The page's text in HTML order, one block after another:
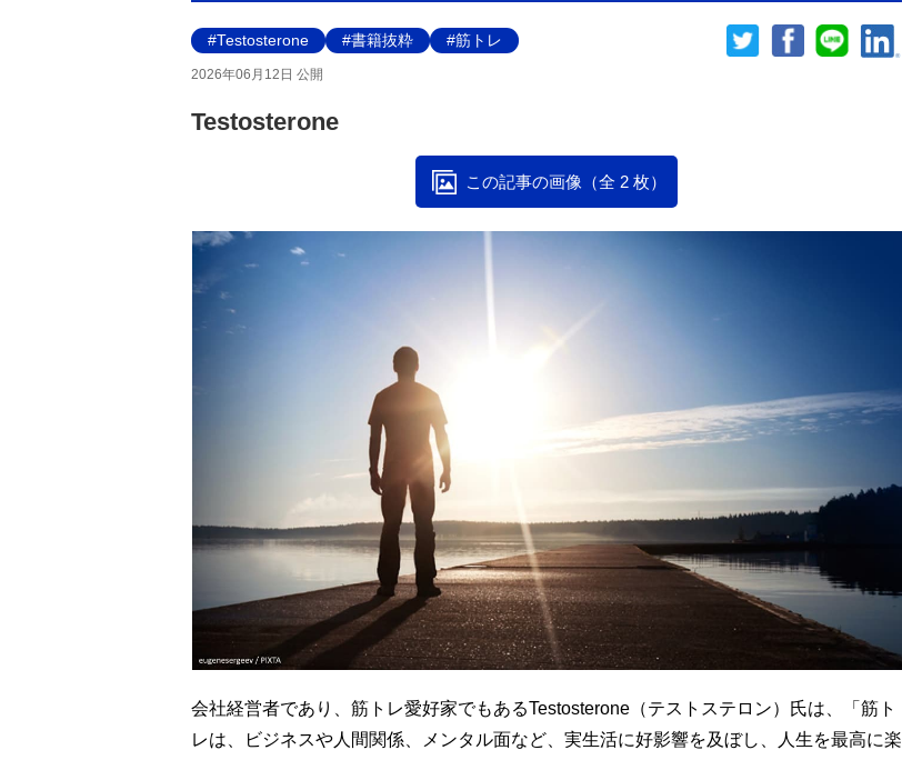
#Testosterone #書籍抜粋 #筋トレ
2026年06月12日 公開
Testosterone
この記事の画像（全 2 枚）
会社経営者であり、筋トレ愛好家でもあるTestosterone（テストステロン）氏は、「筋ト
レは、ビジネスや人間関係、メンタル面など、実生活に好影響を及ぼし、人生を最高に楽